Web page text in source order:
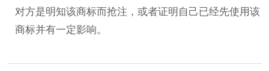
对方是明知该商标而抢注，或者证明自己已经先使用该
商标并有一定影响。